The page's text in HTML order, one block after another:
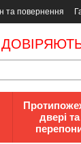
та повернення
двері та